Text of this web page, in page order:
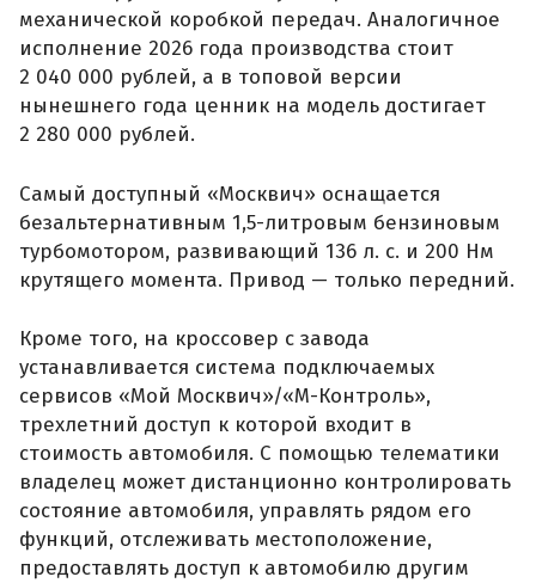
механической коробкой передач. Аналогичное
исполнение 2026 года производства стоит
2 040 000 рублей, а в топовой версии
нынешнего года ценник на модель достигает
2 280 000 рублей.
Самый доступный «Москвич» оснащается
безальтернативным 1,5-литровым бензиновым
турбомотором, развивающий 136 л. с. и 200 Нм
крутящего момента. Привод — только передний.
Кроме того, на кроссовер с завода
устанавливается система подключаемых
сервисов «Мой Москвич»/«М-Контроль»,
трехлетний доступ к которой входит в
стоимость автомобиля. С помощью телематики
владелец может дистанционно контролировать
состояние автомобиля, управлять рядом его
функций, отслеживать местоположение,
предоставлять доступ к автомобилю другим